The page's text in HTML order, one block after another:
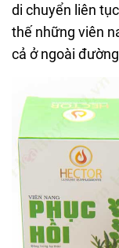
di chuyển liên
thế những viên
cả ở ngoài